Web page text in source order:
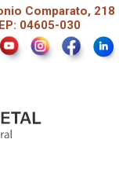
Comparato, 218
04605-030